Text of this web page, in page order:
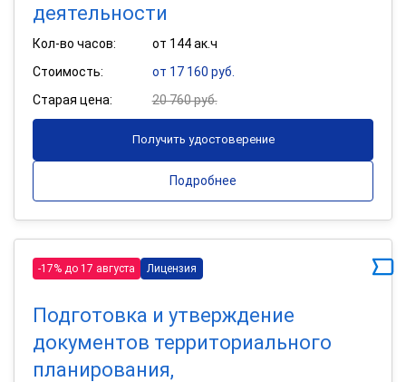
деятельности
Кол-во часов:
от 144 ак.ч
Стоимость:
от 17 160 руб.
Старая цена:
20 760 руб.
Получить удостоверение
Подробнее
-17% до 17 августа Лицензия
Подготовка и утверждение
документов территориального
планирования,